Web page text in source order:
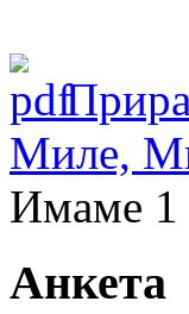
Миле,
Имаме 1
Анкета